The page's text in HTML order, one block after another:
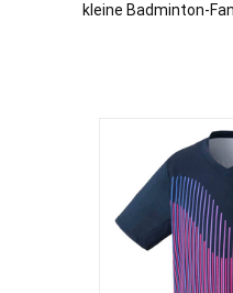
kleine Badminton-